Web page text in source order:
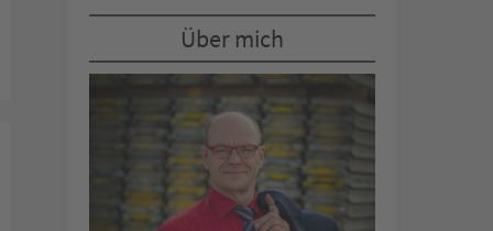
Über mich